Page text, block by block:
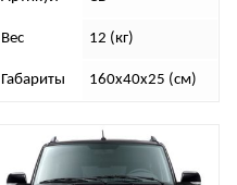
Вес 12 (кг)
Габариты 160х40х25 (см)